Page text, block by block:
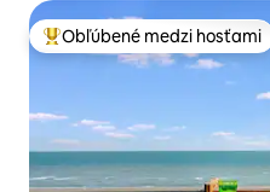
Najobľúbenejšie medzi
Obľúbené medzi hosťami